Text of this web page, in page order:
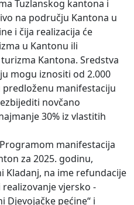
Tuzlanskog kantona i
na području Kantona u
i čija realizacija će
u Kantonu ili
Kantona. Sredstva
mogu iznositi od 2.000
predloženu manifestaciju
novčano
30% iz vlastitih
manifestacija
za 2025. godinu,
Kladanj, na ime refundacije
vjersko -
Djevojačke pećine“ i